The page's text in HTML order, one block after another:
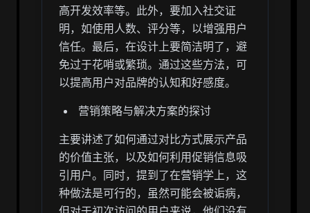
高开发效率等。此外，要加入社交证
明，如使用人数、评分等，以增强用户
信任。最后，在设计上要简洁明了，避
免过于花哨或繁琐。通过这些方法，可
以提高用户对品牌的认知和好感度。
营销策略与解决方案的探讨
主要讲述了如何通过对比方式展示产品
的价值主张，以及如何利用促销信息吸
引用户。同时，提到了在营销学上，这
种做法是可行的，虽然可能会被诟病，